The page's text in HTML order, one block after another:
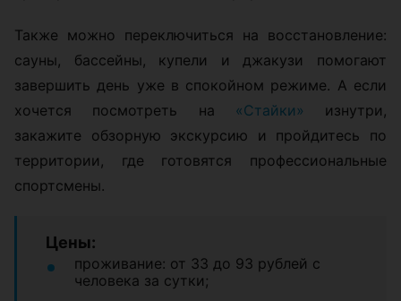
Также можно переключиться на восстановление:
сауны, бассейны, купели и джакузи помогают
завершить день уже в спокойном режиме. А если
хочется посмотреть на «Стайки» изнутри,
закажите обзорную экскурсию и пройдитесь по
территории, где готовятся профессиональные
спортсмены.
Цены:
проживание: от 33 до 93 рублей с
человека за сутки;